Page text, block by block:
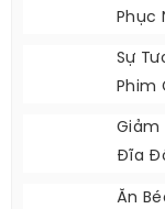
Phục
Sự
Phim
Giảm
Đĩa
Ăn